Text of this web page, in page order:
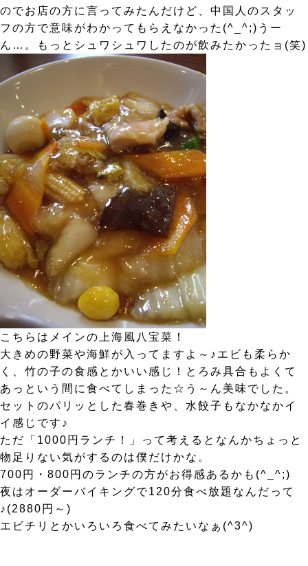
のでお店の方に言ってみたんだけど、中国人のスタッ
フの方で意味がわかってもらえなかった(^_^;)うー
ん…。もっとシュワシュワしたのが飲みたかったョ(笑)
こちらはメインの上海風八宝菜！
大きめの野菜や海鮮が入ってますよ～♪エビも柔らか
く、竹の子の食感とかいい感じ！とろみ具合もよくて
あっという間に食べてしまった☆う～ん美味でした。
セットのパリッとした春巻きや、水餃子もなかなかイ
イ感じです♪
ただ「1000円ランチ！」って考えるとなんかちょっと
物足りない気がするのは僕だけかな。
700円・800円のランチの方がお得感あるかも(^_^;)
夜はオーダーバイキングで120分食べ放題なんだって
♪(2880円～)
エビチリとかいろいろ食べてみたいなぁ(^3^)